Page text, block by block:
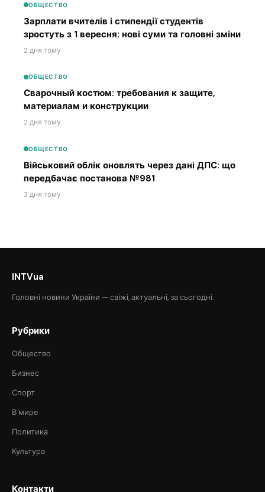
ОБЩЕСТВО
Зарплати вчителів і стипендії студентів
зростуть з 1 вересня: нові суми та головні зміни
2 дня тому
ОБЩЕСТВО
Сварочный костюм: требования к защите,
материалам и конструкции
2 дня тому
ОБЩЕСТВО
Військовий облік оновлять через дані ДПС: що
передбачає постанова №981
3 дня тому
INTVua
Головні новини України — свіжі, актуальні, за сьогодні.
Рубрики
Общество
Бизнес
Спорт
В мире
Политика
Культура
Контакти